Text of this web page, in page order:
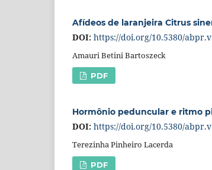
Afídeos de laranjeira Citrus
DOI: https://doi.org/10.5380/
Amauri Betini Bartoszeck
PDF
Hormônio peduncular e ritmo
DOI: https://doi.org/10.5380/
Terezinha Pinheiro Lacerda
PDF